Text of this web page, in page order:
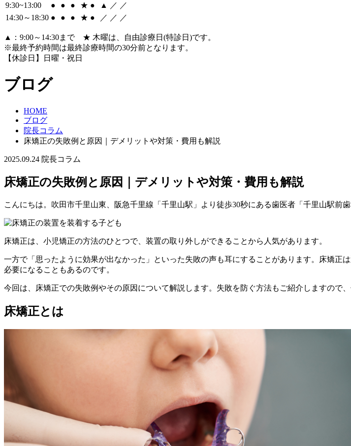
9:30~13:00
● ● ● ★ ● ▲ ／ ／
14:30～18:30 ● ● ● ★ ● ／ ／ ／
▲：9:00～14:30まで ★ 木曜は、自由診療日(特診日)です。
※最終予約時間は最終診療時間の30分前となります。
【休診日】日曜・祝日
ブログ
HOME
ブログ
院長コラム
床矯正の失敗例と原因｜デメリットや対策・費用も解説
2025.09.24 院長コラム
床矯正の失敗例と原因｜デメリットや対策・費用も解説
こんにちは。吹田市千里山東、阪急千里線「千里山駅」より徒歩30秒にある歯医者「千里山駅前歯
床矯正は、小児矯正の方法のひとつで、装置の取り外しができることから人気があります。
一方で「思ったように効果が出なかった」といった失敗の声も耳にすることがあります。床矯
必要になることもあるのです。
今回は、床矯正での失敗例やその原因について解説します。失敗を防ぐ方法もご紹介しますので、
床矯正とは